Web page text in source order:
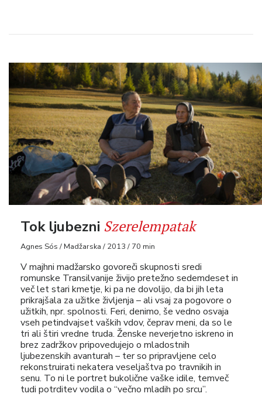
Tok ljubezni Szerelempatak
Agnes Sós / Madžarska / 2013 / 70 min
V majhni madžarsko govoreči skupnosti sredi
romunske Transilvanije živijo pretežno sedemdeset in
več let stari kmetje, ki pa ne dovolijo, da bi jih leta
prikrajšala za užitke življenja – ali vsaj za pogovore o
užitkih, npr. spolnosti. Feri, denimo, še vedno osvaja
vseh petindvajset vaških vdov, čeprav meni, da so le
tri ali štiri vredne truda. Ženske neverjetno iskreno in
brez zadržkov pripovedujejo o mladostnih
ljubezenskih avanturah – ter so pripravljene celo
rekonstruirati nekatera veseljaštva po travnikih in
senu. To ni le portret bukolične vaške idile, temveč
tudi potrditev vodila o “večno mladih po srcu”.